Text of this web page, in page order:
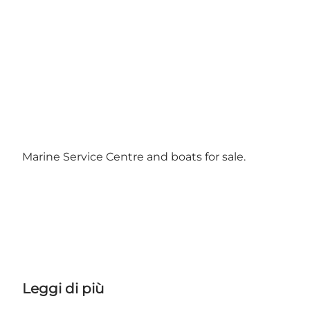
Marine Service Centre and boats for sale.
Leggi di più